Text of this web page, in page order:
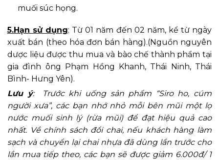
muối súc họng.
5.Hạn sử dụng: Từ 01 năm đến 02 năm, kể từ ngày
xuất bán (theo hóa đơn bán hàng).(Nguồn nguyên
dược liệu được thu mua và bào chế thành phẩm tại
gia đình ông Phạm Hồng Khanh, Thái Ninh, Thái
Bình- Hưng Yên).
Lưu ý: Trước khi uống sản phẩm “Siro ho, cúm
người xưa”, các bạn nhớ nhỏ mỗi bên mũi một lọ
nước muối sinh lý (rừa mũi) để đạt hiệu quả cao
nhất. Về chính sách đổi chai, nếu khách hàng làm
sạch và chuyển lại chai nhựa đã dùng lần trước cho
lần mua tiếp theo, các bạn sẽ được giảm 6.000đ/ 1